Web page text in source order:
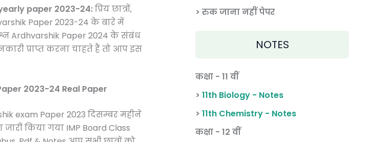
paper 2023-24:प्रिय छात्रों,
Paper 2023-24 के बारे में
Ardhvarshik Paper 2024 के संबंध
प्राप्त करना चाहते हैं तो आप इस
2023-24 Real Paper
exam Paper 2023 दिसम्बर महीने
जारी किया गया IMP Board Class
> रुक जाना नहीं पेपर
NOTES
कक्षा - 11 वीं
> 11th Biology - Notes
> 11th Chemistry - Notes
कक्षा - 12 वीं